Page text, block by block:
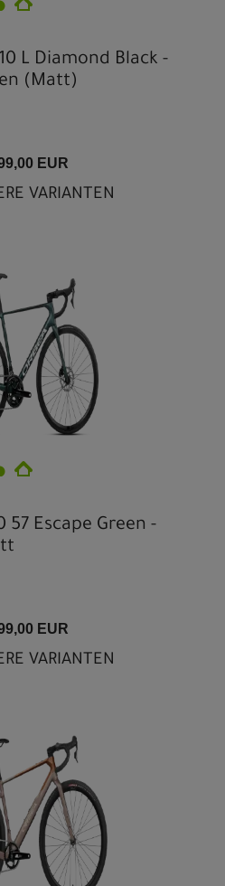
L Diamond Black -
(Matt)
EUR
VARIANTEN
57 Escape Green -
EUR
VARIANTEN